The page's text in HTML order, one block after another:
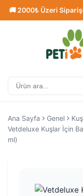
2000₺ Üzeri
Ana Sayfa Genel
Vetdeluxe Kuşlar İçin
ml)